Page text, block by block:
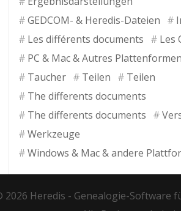
GEDCOM- & Heredis-Dateien
Les différents documents
Les
PC & Mac & Autres Plattenformen
Taucher
Teilen
Teilen
The differents documents
The differents documents
Werkzeuge
Windows & Mac & andere
2026 Heredis - Genealogie-Software